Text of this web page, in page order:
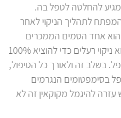
להחלטה לטפל בה.
לתהליך הניקוי לאחר
הוא אחד הסמים הממכרים
ביותר, ולכן הצעד הראשון הוא ניקוי רעלים כדי להוציא 100%
בשלב זה ולאורך כל הטיפול,
בסימפטומים הנגרמים
עזרה להיגמל מקוקאין זה לא